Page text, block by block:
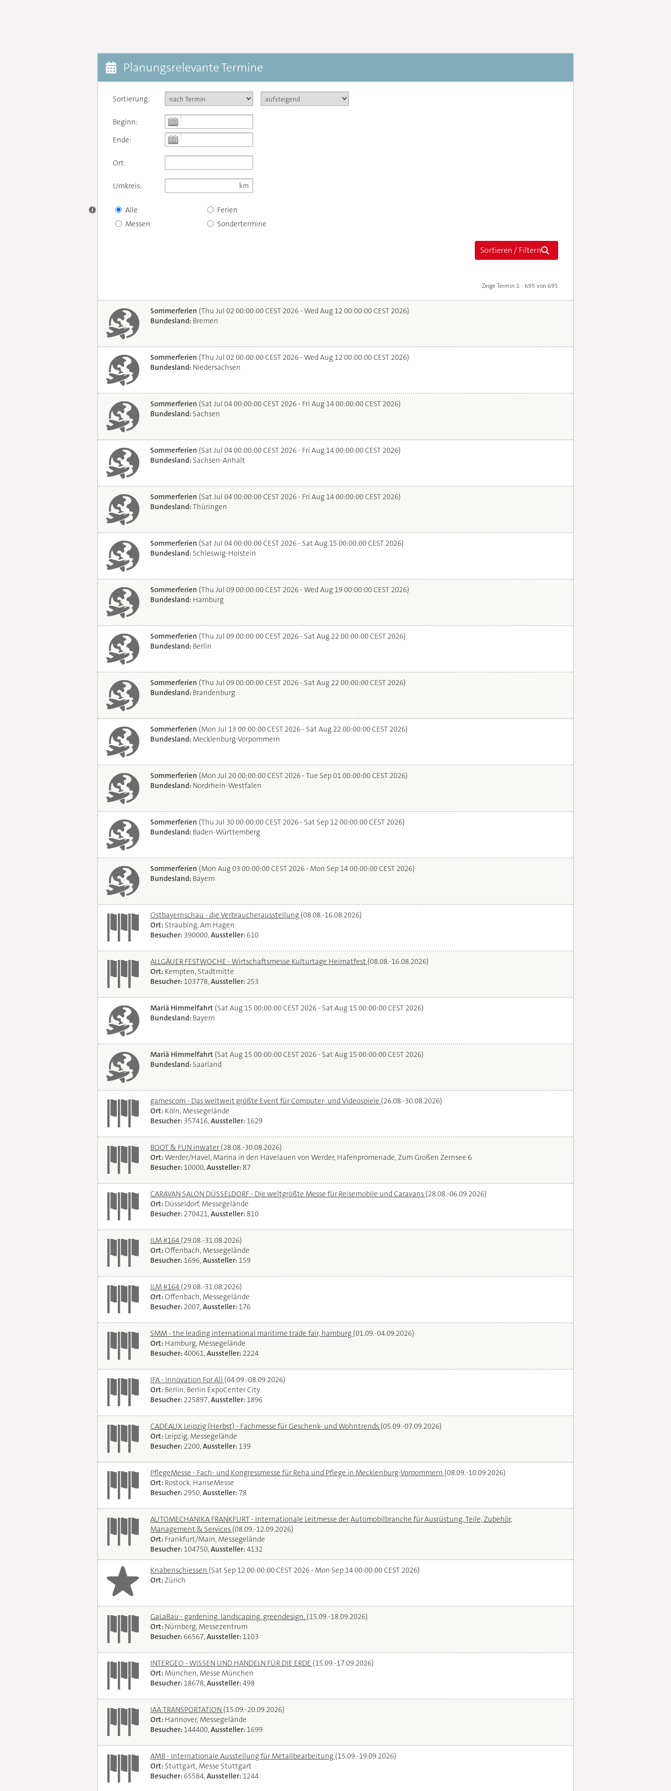
Planungsrelevante Termine
Sortierung:
Beginn:
Ende:
Ort:
Umkreis:
Alle
Messen
Ferien
Sondertermine
Zeige Termin 1 - 695 von 695
Sommerferien (Thu Jul 02 00:00:00 CEST 2026 - Wed Aug 12 00:00:00 CEST 2026)
Bundesland: Bremen
Sommerferien (Thu Jul 02 00:00:00 CEST 2026 - Wed Aug 12 00:00:00 CEST 2026)
Bundesland: Niedersachsen
Sommerferien (Sat Jul 04 00:00:00 CEST 2026 - Fri Aug 14 00:00:00 CEST 2026)
Bundesland: Sachsen
Sommerferien (Sat Jul 04 00:00:00 CEST 2026 - Fri Aug 14 00:00:00 CEST 2026)
Bundesland: Sachsen-Anhalt
Sommerferien (Sat Jul 04 00:00:00 CEST 2026 - Fri Aug 14 00:00:00 CEST 2026)
Bundesland:Thüringen
Sommerferien (Sat Jul 04 00:00:00 CEST 2026 - Sat Aug 15 00:00:00 CEST 2026)
Bundesland: Schleswig-Holstein
Sommerferien (Thu Jul 09 00:00:00 CEST 2026 - Wed Aug 19 00:00:00 CEST 2026)
Bundesland: Hamburg
Sommerferien (Thu Jul 09 00:00:00 CEST 2026 - Sat Aug 22 00:00:00 CEST 2026)
Bundesland: Berlin
Sommerferien (Thu Jul 09 00:00:00 CEST 2026 - Sat Aug 22 00:00:00 CEST 2026)
Bundesland: Brandenburg
Sommerferien (Mon Jul 13 00:00:00 CEST 2026 - Sat Aug 22 00:00:00 CEST 2026)
Bundesland: Mecklenburg-Vorpommern
Sommerferien (Mon Jul 20 00:00:00 CEST 2026 - Tue Sep 01 00:00:00 CEST 2026)
Bundesland: Nordrhein-Westfalen
Sommerferien (Thu Jul 30 00:00:00 CEST 2026 - Sat Sep 12 00:00:00 CEST 2026)
Bundesland: Baden-Württemberg
Sommerferien (Mon Aug 03 00:00:00 CEST 2026 - Mon Sep 14 00:00:00 CEST 2026)
Bundesland: Bayern
Ostbayernschau - die Verbraucherausstellung (08.08.-16.08.2026)
Ort: Straubing, Am Hagen
Besucher: 390000,Aussteller: 610
ALLGÄUER FESTWOCHE - Wirtschaftsmesse Kulturtage Heimatfest (08.08.-16.08.2026)
Ort: Kempten, Stadtmitte
Besucher: 103778,Aussteller: 253
Mariä Himmelfahrt (Sat Aug 15 00:00:00 CEST 2026 - Sat Aug 15 00:00:00 CEST 2026)
Bundesland: Bayern
Mariä Himmelfahrt (Sat Aug 15 00:00:00 CEST 2026 - Sat Aug 15 00:00:00 CEST 2026)
Bundesland: Saarland
gamescom - Das weltweit größte Event für Computer- und Videospiele (26.08.-30.08.2026)
Ort: Köln, Messegelände
Besucher: 357416,Aussteller: 1629
BOOT & FUN inwater (28.08.-30.08.2026)
Ort:Werder/Havel, Marina in den Havelauen von Werder, Hafenpromenade, Zum Großen Zernsee 6
Besucher: 10000,Aussteller: 87
CARAVAN SALON DÜSSELDORF - Die weltgrößte Messe für Reisemobile und Caravans (28.08.-06.09.2026)
Ort: Düsseldorf, Messegelände
Besucher: 270421,Aussteller: 810
ILM #164 (29.08.-31.08.2026)
Ort:Offenbach, Messegelände
Besucher: 1696,Aussteller: 159
ILM #164 (29.08.-31.08.2026)
Ort:Offenbach, Messegelände
Besucher: 2007,Aussteller: 176
SMM - the leading international maritime trade fair, hamburg (01.09.-04.09.2026)
Ort: Hamburg, Messegelände
Besucher:40061,Aussteller: 2224
IFA - Innovation For All (04.09.-08.09.2026)
Ort: Berlin, Berlin ExpoCenter City
Besucher: 225897,Aussteller: 1896
CADEAUX Leipzig (Herbst) - Fachmesse für Geschenk- und Wohntrends (05.09.-07.09.2026)
Ort: Leipzig, Messegelände
Besucher: 2200,Aussteller: 139
PflegeMesse - Fach- und Kongressmesse für Reha und Pflege in Mecklenburg-Vorpommern (08.09.-10.09.2026)
Ort: Rostock, HanseMesse
Besucher: 2950,Aussteller: 78
AUTOMECHANIKA FRANKFURT - Internationale Leitmesse der Automobilbranche für Ausrüstung, Teile, Zubehör,
Management & Services (08.09.-12.09.2026)
Ort: Frankfurt/Main, Messegelände
Besucher: 104750,Aussteller:4132
Knabenschiessen (Sat Sep 12 00:00:00 CEST 2026 - Mon Sep 14 00:00:00 CEST 2026)
Ort:Zürich
GaLaBau - gardening. landscaping. greendesign. (15.09.-18.09.2026)
Ort: Nürnberg, Messezentrum
Besucher: 66567,Aussteller: 1103
INTERGEO - WISSEN UND HANDELN FÜR DIE ERDE (15.09.-17.09.2026)
Ort: München, Messe München
Besucher: 18678,Aussteller:498
IAA TRANSPORTATION (15.09.-20.09.2026)
Ort: Hannover, Messegelände
Besucher: 144400,Aussteller: 1699
AMB - Internationale Ausstellung für Metallbearbeitung (15.09.-19.09.2026)
Ort: Stuttgart, Messe Stuttgart
Besucher: 65584,Aussteller: 1244